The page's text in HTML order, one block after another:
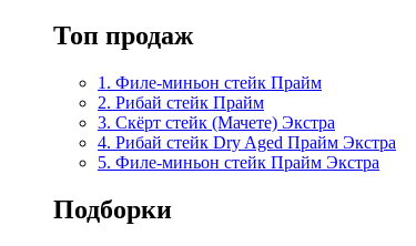
Топ продаж
1. Филе-миньон стейк Прайм
2. Рибай cтейк Прайм
3. Скёрт стейк (Мачете) Экстра
4. Рибай стейк Dry Aged Прайм Экстра
5. Филе-миньон стейк Прайм Экстра
Подборки